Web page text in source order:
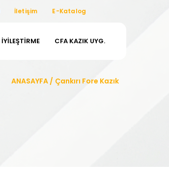
İletişim E-Katalog
CFA KAZIK UYG.
ANASAYFA / Çankırı Fore Kazık